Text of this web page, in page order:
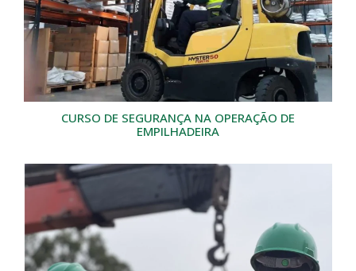
CURSO DE SEGURANÇA NA OPERAÇÃO DE
EMPILHADEIRA